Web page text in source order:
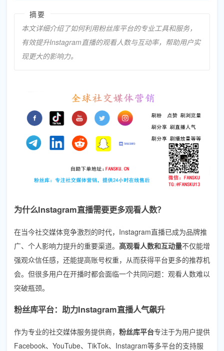
摘要
本文详细介绍了如何利用粉丝库平台的专业工具和服务，
有效提升Instagram直播的观看人数与互动率，帮助用户实
现更大的影响力。
为什么Instagram直播需要更多观看人数？
在当今社交媒体竞争激烈的时代，Instagram直播已成为品牌推
广、个人影响力提升的重要渠道。 高观看人数和互动量不仅能增
强观众信任感，还能提高账号权重，从而获得平台更多的推荐机
会。但很多用户在开播时都会面临一个共同问题：观看人数难以
突破瓶颈。
粉丝库平台：助力Instagram直播人气飙升
作为专业的社交媒体服务提供商， 粉丝库平台专注于为用户提供
Facebook、YouTube、TikTok、Instagram等多平台的支持服